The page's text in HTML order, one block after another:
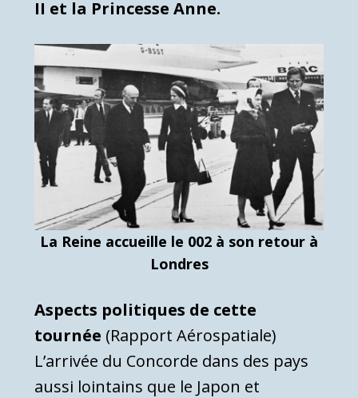
II et la Princesse Anne.
La Reine accueille le 002 à son retour à
Londres
Aspects politiques de cette
tournée (Rapport Aérospatiale)
L’arrivée du Concorde dans des pays
aussi lointains que le Japon et